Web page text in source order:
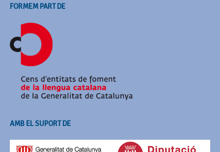
FORMEM PART DE
AMB EL SUPORT DE